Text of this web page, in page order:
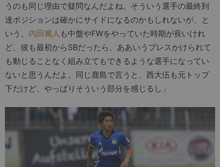
うのも同じ理由で疑問なんだよね。そういう選手の最終到
達ポジションは確かにサイドになるのかもしれないが、と
いう。 内田篤人 も中盤やFWをやっていた時期が長いけれ
ど、彼も最初からSBだったら、ああいうプレスかけられて
も動じることなく組み立てもできるような選手になってい
ないと思うんだよ。同じ鹿島で言うと、西大伍も元トップ
下だけど、やっぱりそういう部分を感じるし」